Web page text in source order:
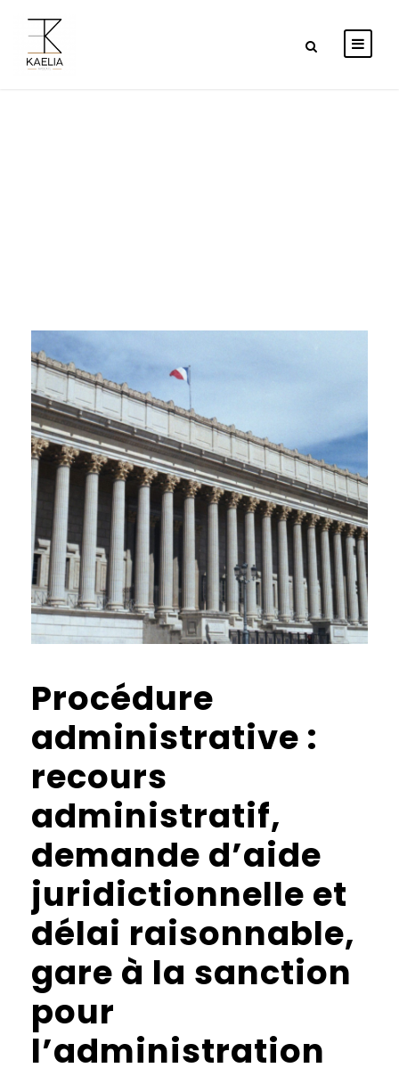
Procédure
administrative :
recours
administratif,
demande d’aide
juridictionnelle et
délai raisonnable,
gare à la sanction
pour
l’administration